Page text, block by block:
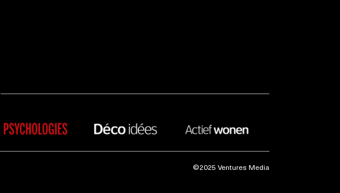
©2025 Ventures Media